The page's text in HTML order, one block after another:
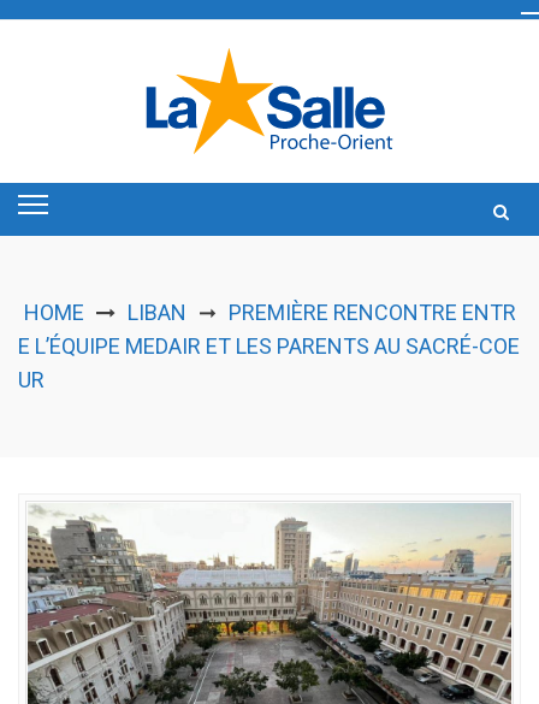
HOME LIBAN ➞ PREMIÈRE RENCONTRE ENTR
E L’ÉQUIPE MEDAIR ET LES PARENTS AU SACRÉ-COE
UR